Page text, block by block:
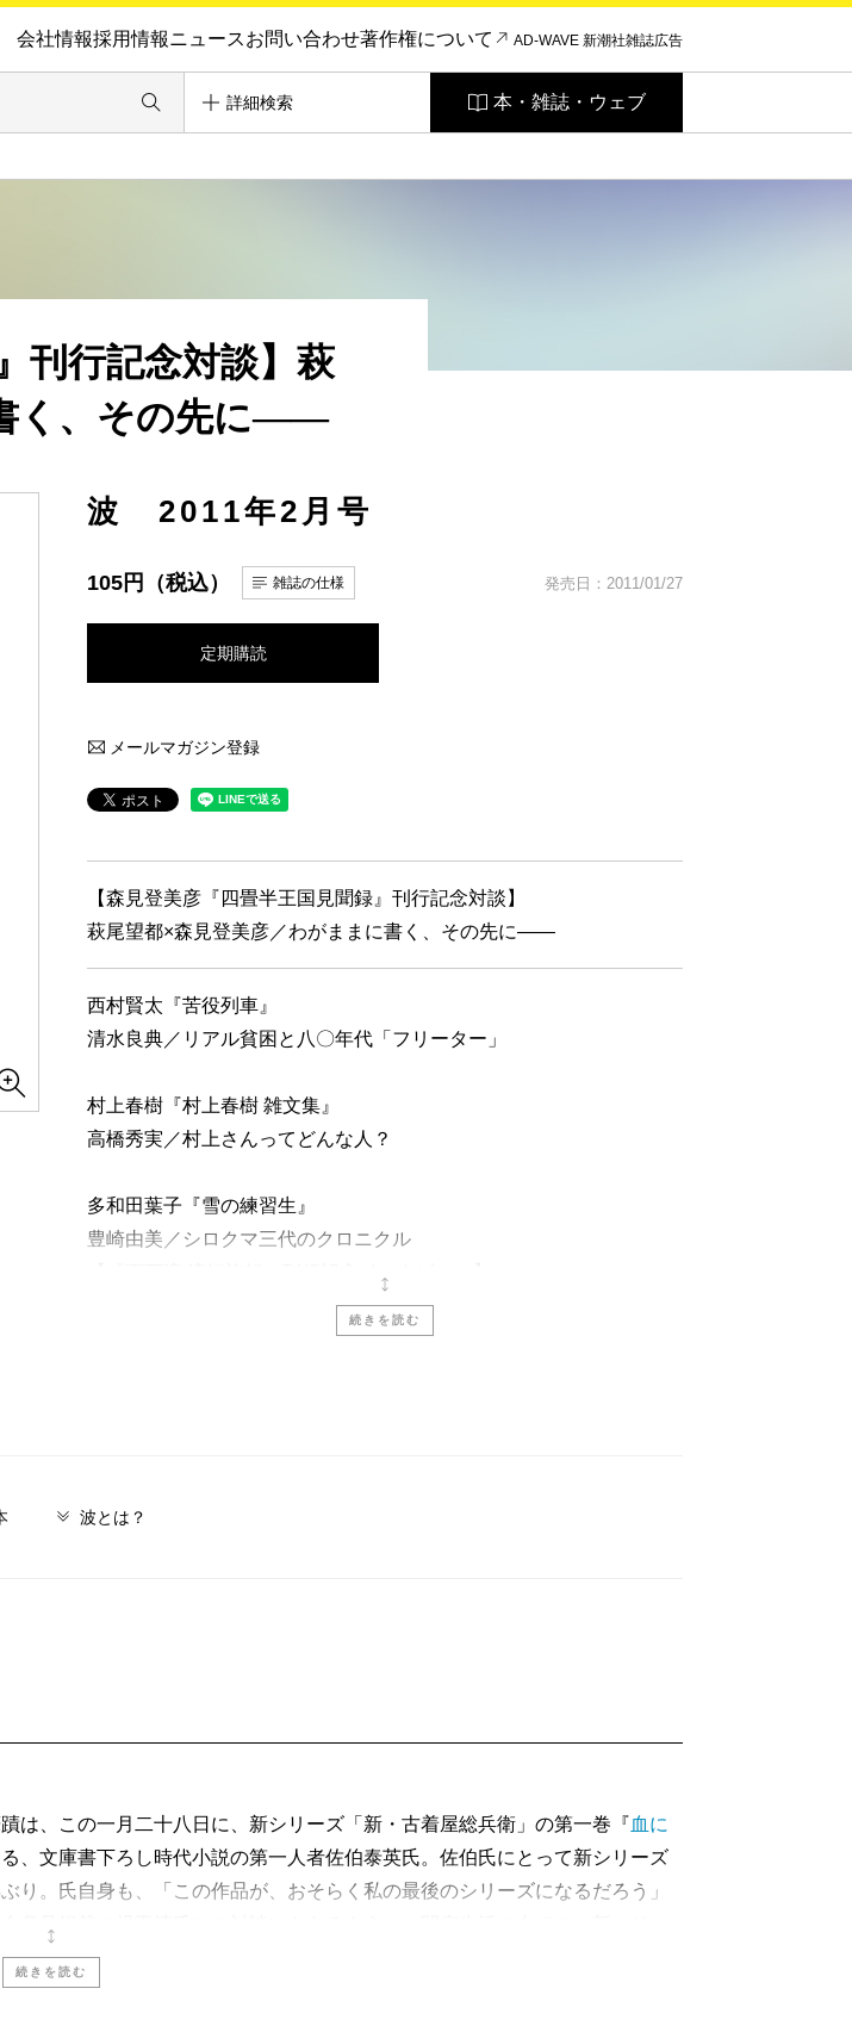
会社情報採用情報ニュースお問い合わせ著作権について AD-WAVE 新潮社雑誌広告
詳細検索 本・雑誌・ウェブ
刊行記念対談】萩
く、その先に――
波 2011年2月号
105円（税込） 雑誌の仕様 発売日：2011/01/27
定期購読
メールマガジン登録
【森見登美彦『四畳半王国見聞録』刊行記念対談】
萩尾望都×森見登美彦／わがままに書く、その先に――
西村賢太『苦役列車』
清水良典／リアル貧困と八〇年代「フリーター」
村上春樹『村上春樹 雑文集』
高橋秀実／村上さんってどんな人？
多和田葉子『雪の練習生』
豊崎由美／シロクマ三代のクロニクル
花村萬月／百万遍、この人を見よ。
柳家喬太郎／男子芸人を代表して
木村榮一／文明と野蛮の共存する小説空間
宮崎正弘『オレ様国家・中国の常識』
西原理恵子・佐藤 優『週刊とりあたまニュース―最強コンビ結成！編
続きを読む
波とは？
は、この一月二十八日に、新シリーズ「新・古着屋総兵衛」の第一巻『血に
、文庫書下ろし時代小説の第一人者佐伯泰英氏。佐伯氏にとって新シリーズ
り。氏自身も、「この作品が、おそらく私の最後のシリーズになるだろう」
。
である「血に非ず」。大黒屋という古着問屋の大店の主人にして、影の旗本
続きを読む